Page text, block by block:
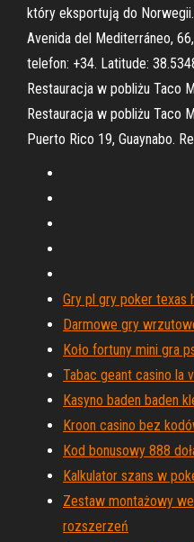
który eksportują do
Avenida del Mediterráneo,
telefon: +34. Latitude:
Restauracja w pobliżu Taco
Restauracja w pobliżu Taco
Puerto Rico 19, Guaynabo.
Gry pl gry poker texas
Darmowe gry
Koło fortuny mini gra
Tabac geant casino la
Kasyno baden baden
Kroon casino bez
Kod bonusowy 888
Kalkulator szans w
Zestaw montażowy
rozszerzeń